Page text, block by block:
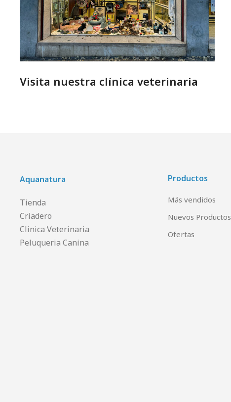
Visita nuestra clínica veterinaria
Aquanatura
Tienda
Criadero
Clinica Veterinaria
Peluqueria Canina
Productos
Más vendidos
Nuevos Productos
Ofertas